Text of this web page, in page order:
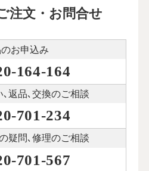
注文・お問合せ
お申込み
164-164
返品､交換のご相談
701-234
疑問､修理のご相談
701-567